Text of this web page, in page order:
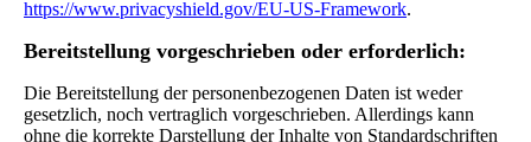
https://www.privacyshield.gov/EU-US-Framework.
Bereitstellung vorgeschrieben oder erforderlich:
Die Bereitstellung der personenbezogenen Daten ist weder
gesetzlich, noch vertraglich vorgeschrieben. Allerdings kann
ohne die korrekte Darstellung der Inhalte von Standardschriften